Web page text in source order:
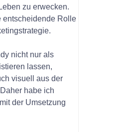
zu erwecken.
entscheidende Rolle
nicht nur als
lassen,
visuell aus der
habe ich
der Umsetzung